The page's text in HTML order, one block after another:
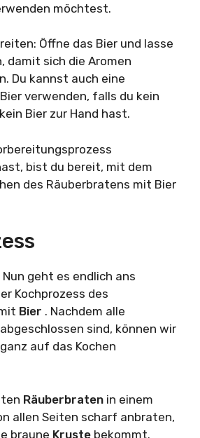
möchtest.
Öffne das Bier und lasse
damit sich die Aromen
Du kannst auch eine
verwenden, falls du kein
Bier zur Hand hast.
bist du bereit, mit dem
des Räuberbratens mit Bier
Nun geht es endlich ans
Kochprozess des
Bier . Nachdem alle
abgeschlossen sind, können wir
auf das Kochen
Räuberbraten in einem
allen Seiten scharf anbraten,
braune Kruste bekommt.